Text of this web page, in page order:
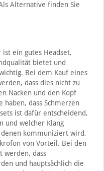
Alternative finden Sie
ist ein gutes Headset,
bietet und
Bei dem Kauf eines
dass dies nicht zu
Nacken und den Kopf
haben, dass Schmerzen
ist dafür entscheidend,
und welcher Klang
kommuniziert wird,
von Vorteil. Bei den
werden, dass
und hauptsächlich die